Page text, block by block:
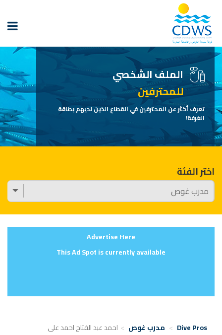
الملف الشخصي
للمحترفين
تعرف أكثر عن المحترفين في القطاع الذين لديهم بطاقة
الغرفة!
اختر الفئة
Advertise Here
This Ad Spot is currently available
Dive Pros مدرب غوص
احمد عبد الفتاح احمد على